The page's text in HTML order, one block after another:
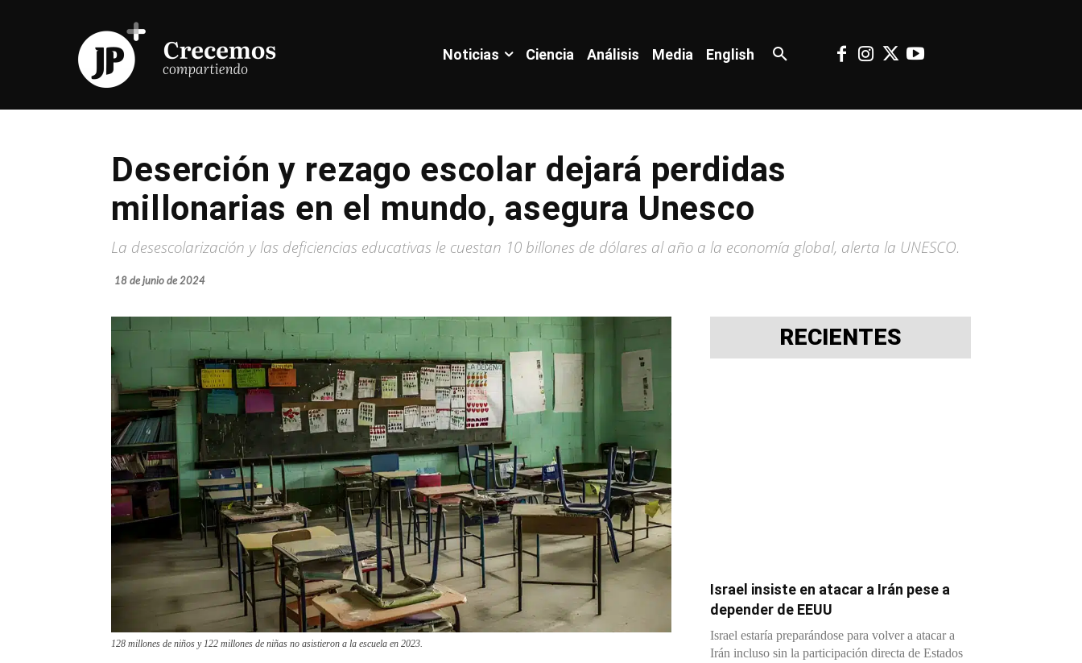
Noticias Ciencia Análisis Media English
Deserción y rezago escolar dejará perdidas
millonarias en el mundo, asegura Unesco
La desescolarización y las deficiencias educativas le cuestan 10 billones de dólares al año a la economía global, alerta la UNESCO.
18 de junio de 2024
128 millones de niños y 122 millones de niñas no asistieron a la escuela en 2023.
RECIENTES
Israel insiste en atacar a Irán pese a
depender de EEUU
Israel estaría preparándose para volver a atacar a
Irán incluso sin la participación directa de Estados